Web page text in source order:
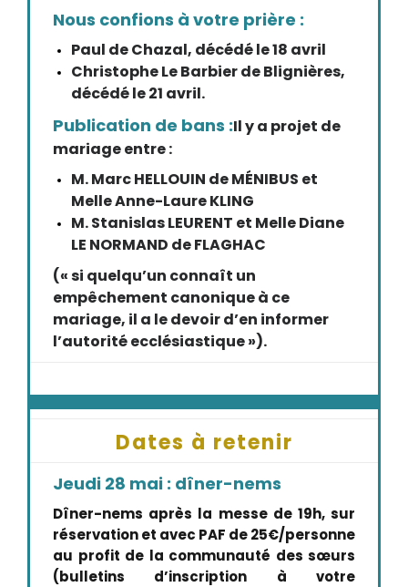
Nous confions à votre prière :
Paul de Chazal, décédé le 18 avril
Christophe Le Barbier de Blignières,
décédé le 21 avril.
Publication de bans :Il y a projet de
mariage entre :
M. Marc HELLOUIN de MÉNIBUS et
Melle Anne-Laure KLING
M. Stanislas LEURENT et Melle Diane
LE NORMAND de FLAGHAC
(« si quelqu’un connaît un
empêchement canonique à ce
mariage, il a le devoir d’en informer
l’autorité ecclésiastique »).
Dates à retenir
Jeudi 28 mai : dîner-nems
Dîner-nems après la messe de 19h, sur
réservation et avec PAF de 25€/personne
au profit de la communauté des sœurs
(bulletins d’inscription à votre